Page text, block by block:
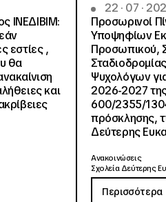
ΙΝΕΔΙΒΙΜ:
εστίες ,
θα
και
22 · 07 ·
Προσωρινοί
Υποψηφίων
Προσωπικού,
Ψυχολόγων
2026-2027
600/2355/
πρόσκλησης,
Δεύτερης
Ανακοινώσεις
Σχολεία Δεύτερης
Περισσότερα